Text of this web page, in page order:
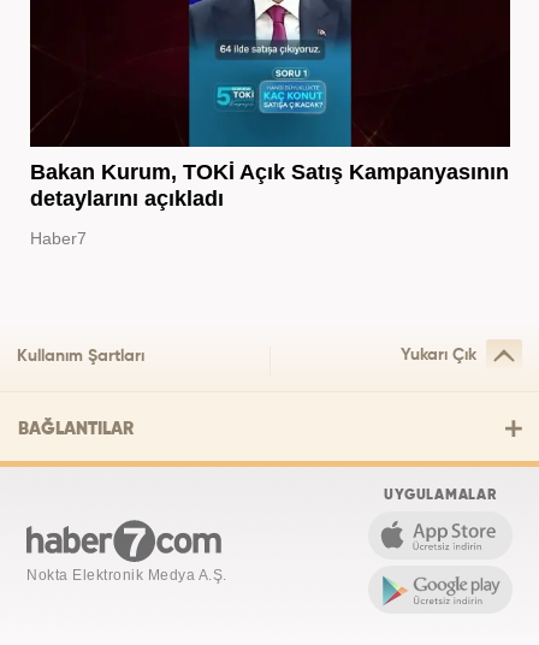
Bakan Kurum, TOKİ Açık Satış Kampanyasının
detaylarını açıkladı
Haber7
Kullanım Şartları Yukarı Çık
BAĞLANTILAR
Nokta Elektronik Medya A.Ş.
UYGULAMALAR